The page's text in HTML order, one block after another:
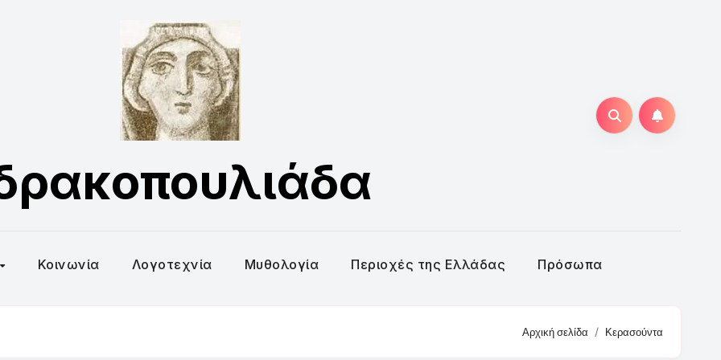
Κοινωνία Λογοτεχνία Μυθολογία Περιοχές της Ελλάδας Πρόσωπα
Αρχική σελίδα Κερασούντα